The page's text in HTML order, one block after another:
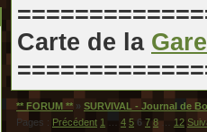
Carte de la
** FORUM ** » SURVIVAL - Journal de
Pages : Précédent 1 4 5 6 7 8 … 12